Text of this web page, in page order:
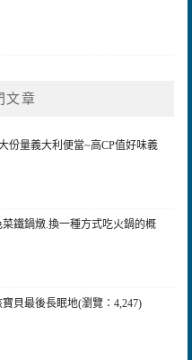
文章
份量義大利便當~高CP值好味義
鐵鍋燉.換一種方式吃火鍋的概
貝最後長眠地(瀏覽：4,247)